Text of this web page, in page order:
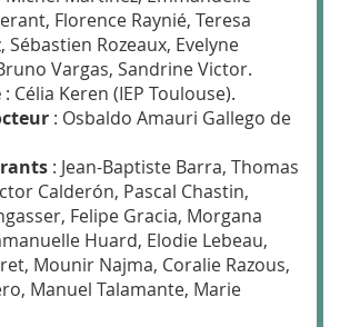
Florence Raynié, Teresa
Sébastien Rozeaux, Evelyne
Vargas, Sandrine Victor.
: Célia Keren (IEP Toulouse).
: Osbaldo Amauri Gallego de
: Jean-Baptiste Barra, Thomas
Calderón, Pascal Chastin,
Felipe Gracia, Morgana
Huard, Elodie Lebeau,
Mounir Najma, Coralie Razous,
Manuel Talamante, Marie